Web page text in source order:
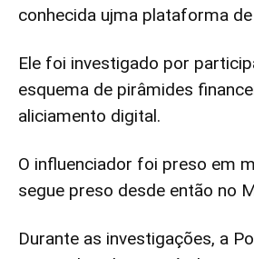
conhecida ujma plataforma
Ele foi investigado por
esquema de pirâmides
aliciamento digital.
O influenciador foi preso em
segue preso desde então no
Durante as investigações, a